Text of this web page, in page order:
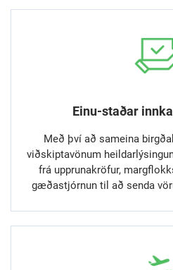
Einu-staðar
Með því að sameina
viðskiptavönum
frá upprunakröfur,
gæðastjórnun til að senda